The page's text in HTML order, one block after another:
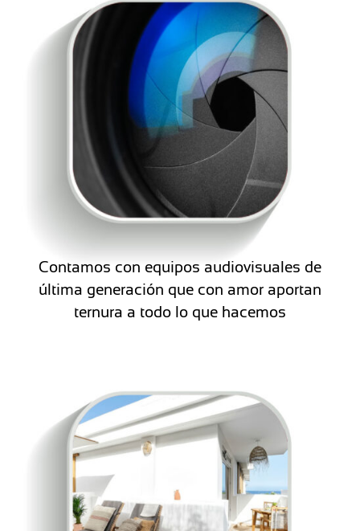
Contamos con equipos audiovisuales de
última generación que con amor aportan
ternura a todo lo que hacemos